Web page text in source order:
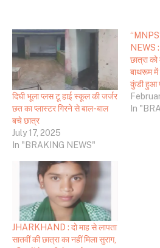
दिघी भूला प्लस टू हाई स्कूल की जर्जर
छत का प्लास्टर गिरने से बाल-बाल
बचे छात्र
July 17, 2025
In "BRAKING NEWS"
NEWS :
छात्रा
बाथरूम में
कुंडी हुआ
In
JHARKHAND : दो माह से लापता
सातवीं की छात्रा का नहीं मिला सुराग,